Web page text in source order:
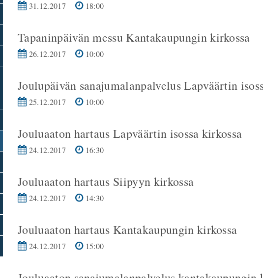
31.12.2017 18:00
Tapaninpäivän messu Kantakaupungin kirkossa
26.12.2017 10:00
Joulupäivän sanajumalanpalvelus Lapväärtin
25.12.2017 10:00
Jouluaaton hartaus Lapväärtin isossa kirkossa
24.12.2017 16:30
Jouluaaton hartaus Siipyyn kirkossa
24.12.2017 14:30
Jouluaaton hartaus Kantakaupungin kirkossa
24.12.2017 15:00